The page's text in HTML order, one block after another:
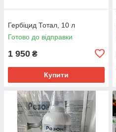
Гербіцид Тотал, 10 л
Готово до відправки
1 950 ₴
Купити